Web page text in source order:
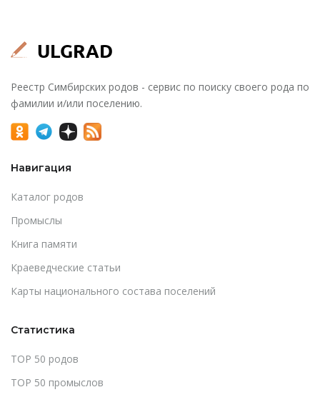
Реестр Симбирских родов - сервис по поиску своего рода по
фамилии и/или поселению.
Навигация
Каталог родов
Промыслы
Книга памяти
Краеведческие статьи
Карты национального состава поселений
Статистика
TOP 50 родов
TOP 50 промыслов